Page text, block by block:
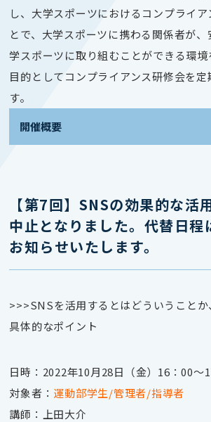
し、 大学スポーツにおけるコンプライア
とで、 大学スポーツに携わる関係者が、
学スポーツに取り組むことができる環境
目的としてコンプライアンス研修会を定
す。
開催概要
【第7回】SNSの効果的な
中止となりました。代替日程
お知らせいたします。
>>>SNSを活用するとはどういうこと
具体的なポイント
日時：2022年10月28日（金）16：00～
対象者： 運動部学生/管理者/指導者
講師：上田大介